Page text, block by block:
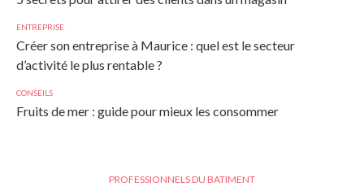
ENTREPRISE
Créer son entreprise à Maurice : quel est le secteur
d’activité le plus rentable ?
CONSEILS
Fruits de mer : guide pour mieux les consommer
PROFESSIONNELS DU BATIMENT